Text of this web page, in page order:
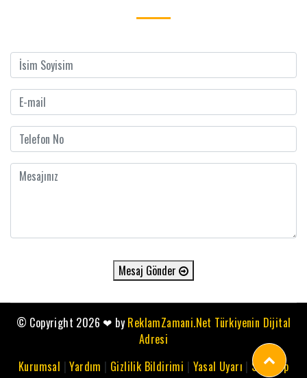
Mesaj Gönder
© Copyright 2026 ❤ by ReklamZamani.Net Türkiyenin Dijital
Adresi
Kurumsal |Yardım | Gizlilik Bildirimi | Yasal Uyarı | Sitemap